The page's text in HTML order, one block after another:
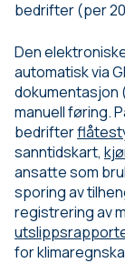
bedrifter (per
Den
automatisk via
dokumentasjon
manuell føring.
bedrifter
sanntidskart,
ansatte som
sporing av
registrering av
for